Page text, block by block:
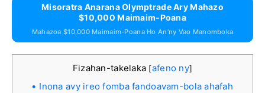
Misoratra Anarana Olymptrade Ary Mahazo
$10,000 Maimaim-Poana
Mahazoa $10,000 Maimaim-Poana Ho An'ny Vao Manomboka
Fizahan-takelaka [afeno ny]
Inona avy ireo fomba fandoavam-bola ahafah